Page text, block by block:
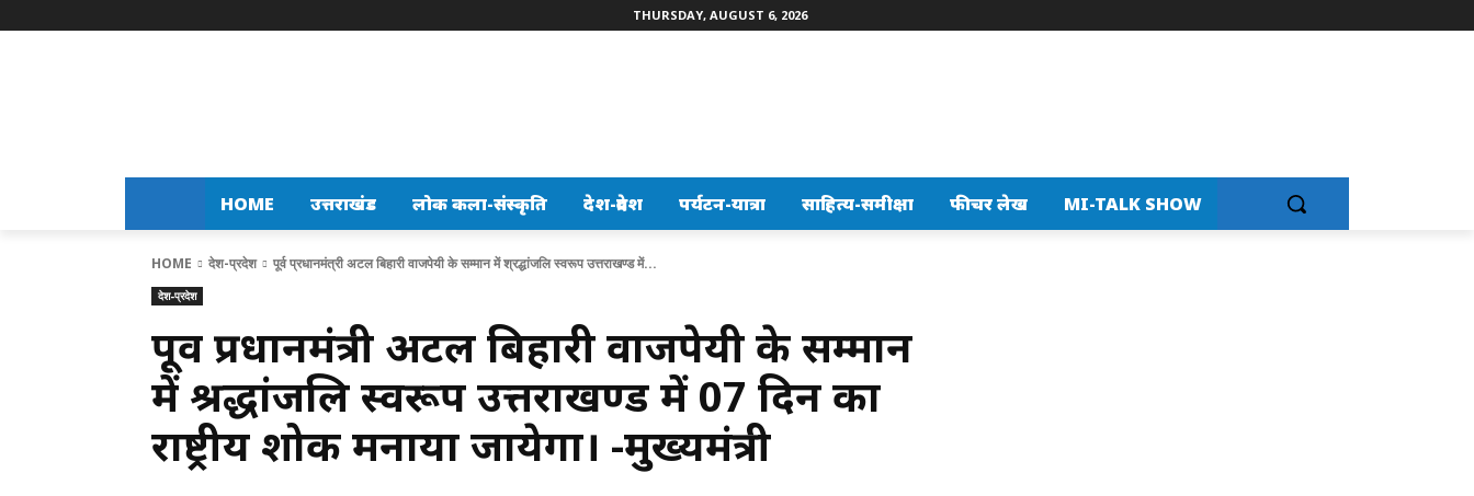
THURSDAY, AUGUST 6, 2026
HOME उत्तराखंड लोक कला-संस्कृति देश-प्रदेश पर्यटन-यात्रा साहित्य-समीक्षा फीचर लेख MI-TALK SHOW
HOME देश-प्रदेश पूर्व प्रधानमंत्री अटल बिहारी वाजपेयी के सम्मान में श्रद्धांजलि स्वरूप उत्तराखण्ड में...
देश-प्रदेश
पूर्व प्रधानमंत्री अटल बिहारी वाजपेयी के सम्मान
में श्रद्धांजलि स्वरूप उत्तराखण्ड में 07 दिन का
राष्ट्रीय शोक मनाया जायेगा। -मुख्यमंत्री